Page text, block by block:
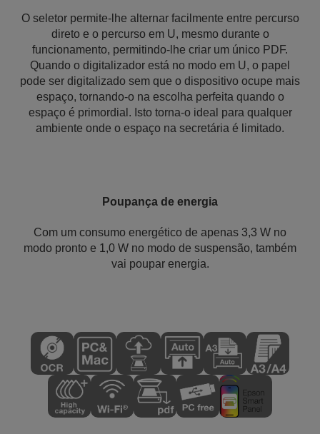
O seletor permite-lhe alternar facilmente entre percurso
direto e o percurso em U, mesmo durante o
funcionamento, permitindo-lhe criar um único PDF.
Quando o digitalizador está no modo em U, o papel
pode ser digitalizado sem que o dispositivo ocupe mais
espaço, tornando-o na escolha perfeita quando o
espaço é primordial. Isto torna-o ideal para qualquer
ambiente onde o espaço na secretária é limitado.
Poupança de energia
Com um consumo energético de apenas 3,3 W no
modo pronto e 1,0 W no modo de suspensão, também
vai poupar energia.